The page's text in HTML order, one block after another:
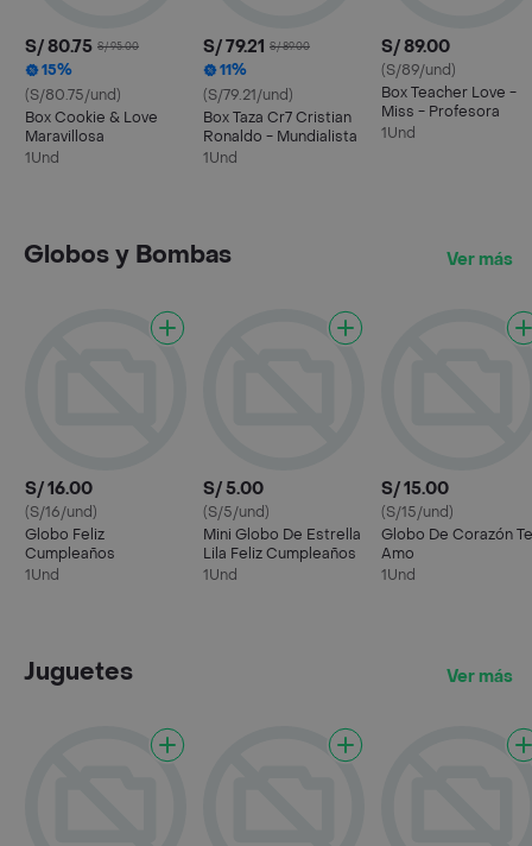
S/ 80.75 S/ 95.00
15%
(S/80.75/und)
Box Cookie & Love
Maravillosa
1Und
S/ 79.21 S/ 89.00
11%
(S/79.21/und)
Box Taza Cr7 Cristian
Ronaldo - Mundialista
1Und
S/ 89.00
(S/89/und)
Box Teacher Love -
Miss - Profesora
1Und
Globos y Bombas Ver más
S/ 16.00
(S/16/und)
Globo Feliz
Cumpleaños
1Und
S/ 5.00
(S/5/und)
Mini Globo De Estrella
Lila Feliz Cumpleaños
1Und
S/ 15.00
(S/15/und)
Globo De Corazón Te
Amo
1Und
Juguetes Ver más